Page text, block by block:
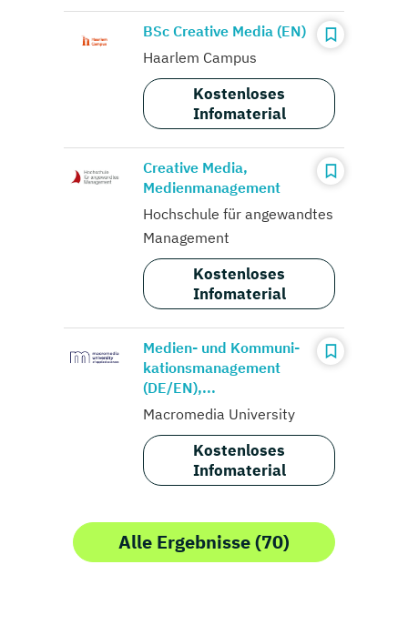
BSc Creative Media (EN)
Haarlem Campus
Kostenloses
Infomaterial
Creative Media,
Medienmanagement
Hochschule für angewandtes
Management
Kostenloses
Infomaterial
Medien- und Kommuni­
kations­management
(DE/EN),...
Macromedia University
Kostenloses
Infomaterial
Alle Ergebnisse (70)